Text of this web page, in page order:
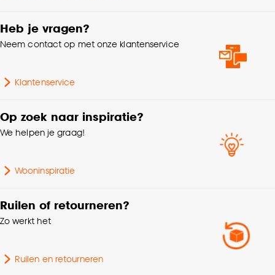
kan aanpassen, bekijk hiervoor onze
cookieverklaring
Garantietermijn 24 maanden
Zelfklevend
Heb je vragen?
Neem contact op met onze klantenservice
Klantenservice
Op zoek naar inspiratie?
We helpen je graag!
Wooninspiratie
Ruilen of retourneren?
Zo werkt het
Ruilen en retourneren